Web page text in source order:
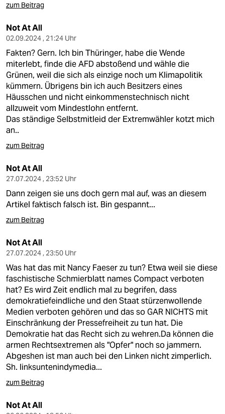
zum Beitrag
Not At All
02.09.2024 , 21:24 Uhr
Fakten? Gern. Ich bin Thüringer, habe die Wende
miterlebt, finde die AFD abstoßend und wähle die
Grünen, weil die sich als einzige noch um Klimapolitik
kümmern. Übrigens bin ich auch Besitzers eines
Häusschen und nicht einkommenstechnisch nicht
allzuweit vom Mindestlohn entfernt.
Das ständige Selbstmitleid der Extremwähler kotzt mich
an..
zum Beitrag
Not At All
27.07.2024 , 23:52 Uhr
Dann zeigen sie uns doch gern mal auf, was an diesem
Artikel faktisch falsch ist. Bin gespannt...
zum Beitrag
Not At All
27.07.2024 , 23:50 Uhr
Was hat das mit Nancy Faeser zu tun? Etwa weil sie diese
faschistische Schmierblatt names Compact verboten
hat? Es wird Zeit endlich mal zu begrifen, dass
demokratiefeindliche und den Staat stürzenwollende
Medien verboten gehören und das so GAR NICHTS mit
Einschränkung der Pressefreiheit zu tun hat. Die
Demokratie hat das Recht sich zu wehren.Da können die
armen Rechtsextremen als "Opfer" noch so jammern.
Abgeshen ist man auch bei den Linken nicht zimperlich.
Sh. linksuntenindymedia...
zum Beitrag
Not At All